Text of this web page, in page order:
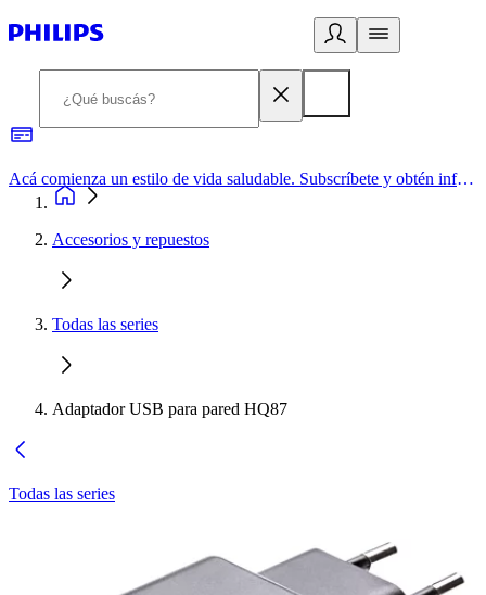
Acá comienza un estilo de vida saludable. Subscríbete y obtén información de primera mano
Accesorios y repuestos
Todas las series
Adaptador USB para pared HQ87
Todas las series